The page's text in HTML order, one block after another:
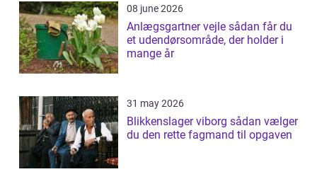
08 june 2026
Anlægsgartner vejle sådan får du
et udendørsområde, der holder i
mange år
31 may 2026
Blikkenslager viborg sådan vælger
du den rette fagmand til opgaven